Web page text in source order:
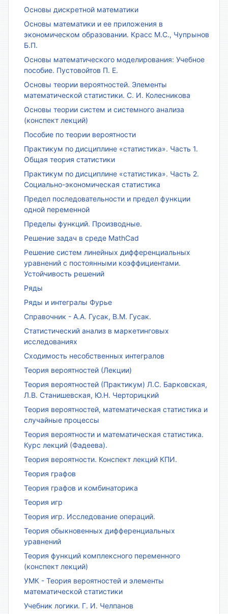
Основы дискретной математики
Основы математики и ее приложения в
экономическом образовании. Красс М.С., Чупрынов
Б.П.
Основы математического моделирования: Учебное
пособие. Пустовойтов П. Е.
Основы теории вероятностей. Элементы
математической статистики. С. И. Колесникова
Основы теории систем и системного анализа
(конспект лекций)
Пособие по теории вероятности
Практикум по дисциплине «статистика». Часть 1.
Общая теория статистики
Практикум по дисциплине «статистика». Часть 2.
Социально-экономическая статистика
Предел последовательности и предел функции
одной переменной
Пределы функций. Производные.
Решение задач в среде MathCad
Решение систем линейных дифференциальных
уравнений с постоянными коэффициентами.
Устойчивость решений
Ряды
Ряды и интегралы Фурье
Справочник - А.А. Гусак, В.М. Гусак.
Статистический анализ в маркетинговых
исследованиях
Сходимость несобственных интегралов
Теория вероятностей (Лекции)
Теория вероятностей (Практикум) Л.С. Барковская,
Л.В. Станишевская, Ю.Н. Черторицкий
Теория вероятностей, математическая статистика и
случайные процессы
Теория вероятности и математическая статистика.
Курс лекций (Фадеева).
Теория вероятности. Конспект лекций КПИ.
Теория графов
Теория графов и комбинаторика
Теория игр
Теория игр. Исследование операций.
Теория обыкновенных дифференциальных
уравнений
Теория функций комплексного переменного
(конспект лекций)
УМК - Теория вероятностей и элементы
математической статистики
Учебник логики. Г. И. Челпанов